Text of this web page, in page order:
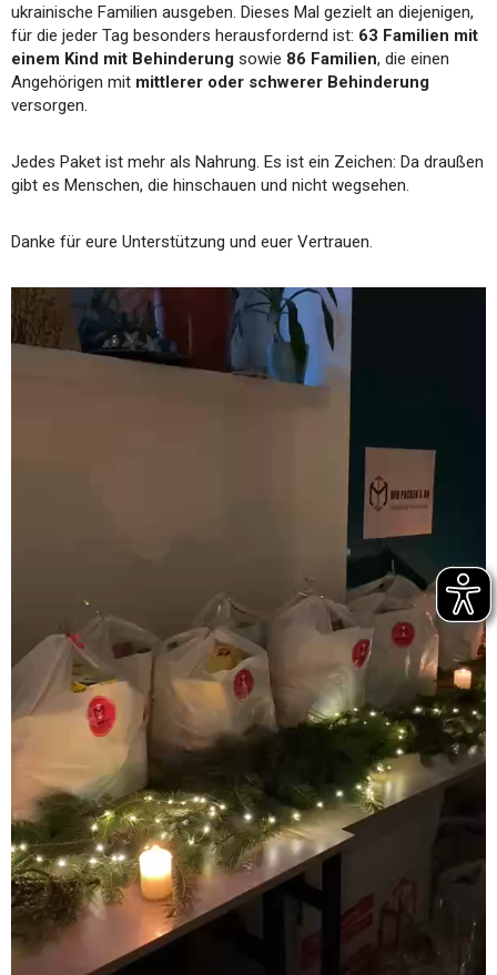
ukrainische Familien ausgeben. Dieses Mal gezielt an diejenigen,
für die jeder Tag besonders herausfordernd ist: 63 Familien mit
einem Kind mit Behinderung sowie 86 Familien, die einen
Angehörigen mit mittlerer oder schwerer Behinderung
versorgen.
Jedes Paket ist mehr als Nahrung. Es ist ein Zeichen: Da draußen
gibt es Menschen, die hinschauen und nicht wegsehen.
Danke für eure Unterstützung und euer Vertrauen.